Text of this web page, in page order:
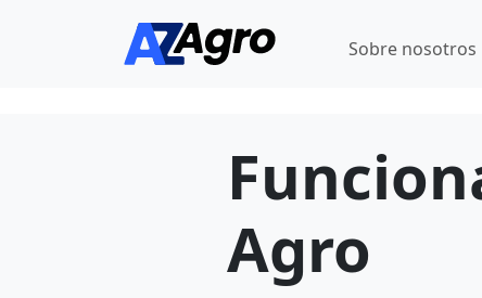
Sobre nosotros
Agro